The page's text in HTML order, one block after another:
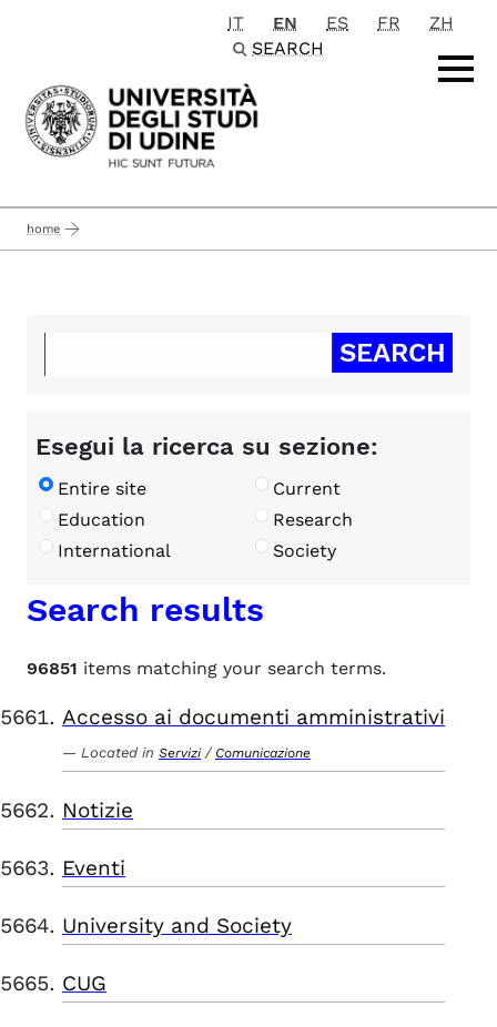
Passa al contenuto principale
IT EN ES FR
ZH
SEARCH
home
Esegui la ricerca su sezione:
Entire site
Current
Education
Research
International
Society
Search results
96851 items matching your search terms.
Accesso ai documenti amministrativi
Located in Servizi / Comunicazione
Notizie
Eventi
University and Society
CUG